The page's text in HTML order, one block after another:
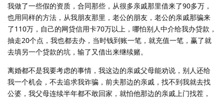
我做了一些假的资质，合同那些，从很多亲戚那里借来了90多万，
也用同样的方法，从我朋友那里，老公的朋友，老公的亲戚那骗来
了110万，自己的网贷信用卡70万以上，哪怕别人中介给我办贷款，
抽走20个点，我也都去办，当时钱到账一笔，就充值一笔，赢了就
去填另一个贷款的坑，输了又借出来继续赌。
离婚都不是我要考虑的事情，我这边的亲戚父母能劝说，别人还给
我一个机会，不去追求我诈骗，前夫那边的亲戚，找不到我就去找
公婆，我父母连续半年都不敢回家，就怕他那边的亲戚上门找茬，